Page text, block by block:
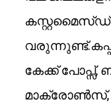
കസ്റ്റമൈസ്ഡ്
കേക്ക് പോപ്സ്,
മാക്രോൺസ്,